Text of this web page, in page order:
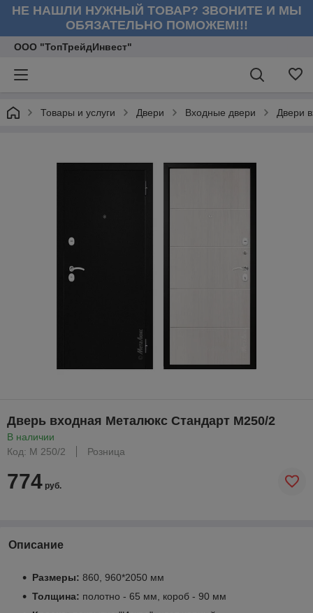
НЕ НАШЛИ НУЖНЫЙ ТОВАР? ЗВОНИТЕ И МЫ
ОБЯЗАТЕЛЬНО ПОМОЖЕМ!!!
ООО "ТопТрейдИнвест"
Товары и услуги Двери Входные двери Двери
Дверь входная Металюкс Стандарт М250/2
В наличии
Код: М 250/2
Розница
774 руб.
Описание
Размеры: 860, 960*2050 мм
Толщина: полотно - 65 мм, короб - 90 мм